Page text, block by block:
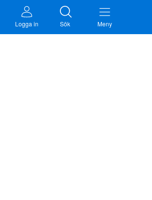
Logga in Sök Meny